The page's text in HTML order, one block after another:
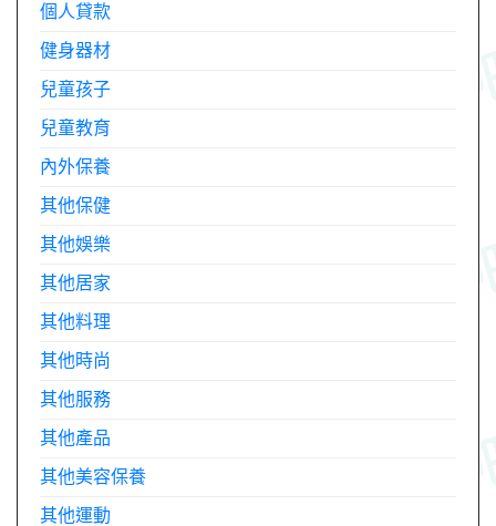
個人貸款
健身器材
兒童孩子
兒童教育
內外保養
其他保健
其他娛樂
其他居家
其他料理
其他時尚
其他服務
其他產品
其他美容保養
其他運動